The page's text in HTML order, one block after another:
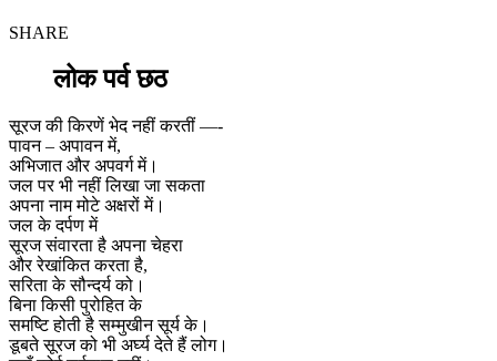
SHARE
लोक पर्व छठ
सूरज की किरणें भेद नहीं करतीं —-
पावन – अपावन में,
अभिजात और अपवर्ग में।
जल पर भी नहीं लिखा जा सकता
अपना नाम मोटे अक्षरों में।
जल के दर्पण में
सूरज संवारता है अपना चेहरा
और रेखांकित करता है,
सरिता के सौन्दर्य को।
बिना किसी पुरोहित के
समष्टि होती है सम्मुखीन सूर्य के।
डूबते सूरज को भी अर्घ्य देते हैं लोग।